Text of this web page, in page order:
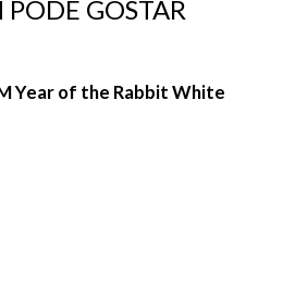
GOSTAR
Year of the Rabbit White